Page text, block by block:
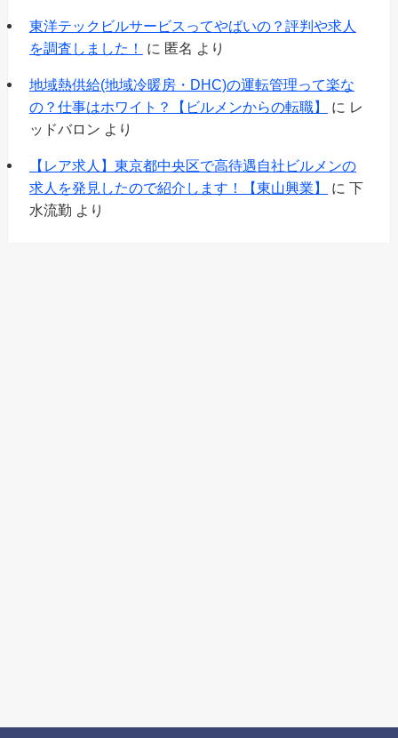
東洋テックビルサービスってやばいの？評判や求人
を調査しました！
に 匿名 より
地域熱供給(地域冷暖房・DHC)の運転管理って楽な
の？仕事はホワイト？【ビルメンからの転職】
に レ
ッドバロン より
【レア求人】東京都中央区で高待遇自社ビルメンの
求人を発見したので紹介します！【東山興業】
に 下
水流勤 より